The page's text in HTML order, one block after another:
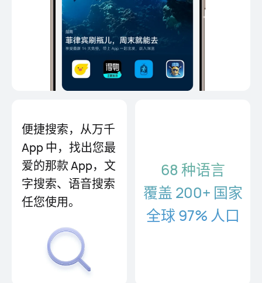
便捷搜索，从万千
App 中，找⁠出您最
爱的那款 App，文
字搜索、语音搜索
任您使用。
68 种语言
覆盖 200+ 国家
全球 97% 人口